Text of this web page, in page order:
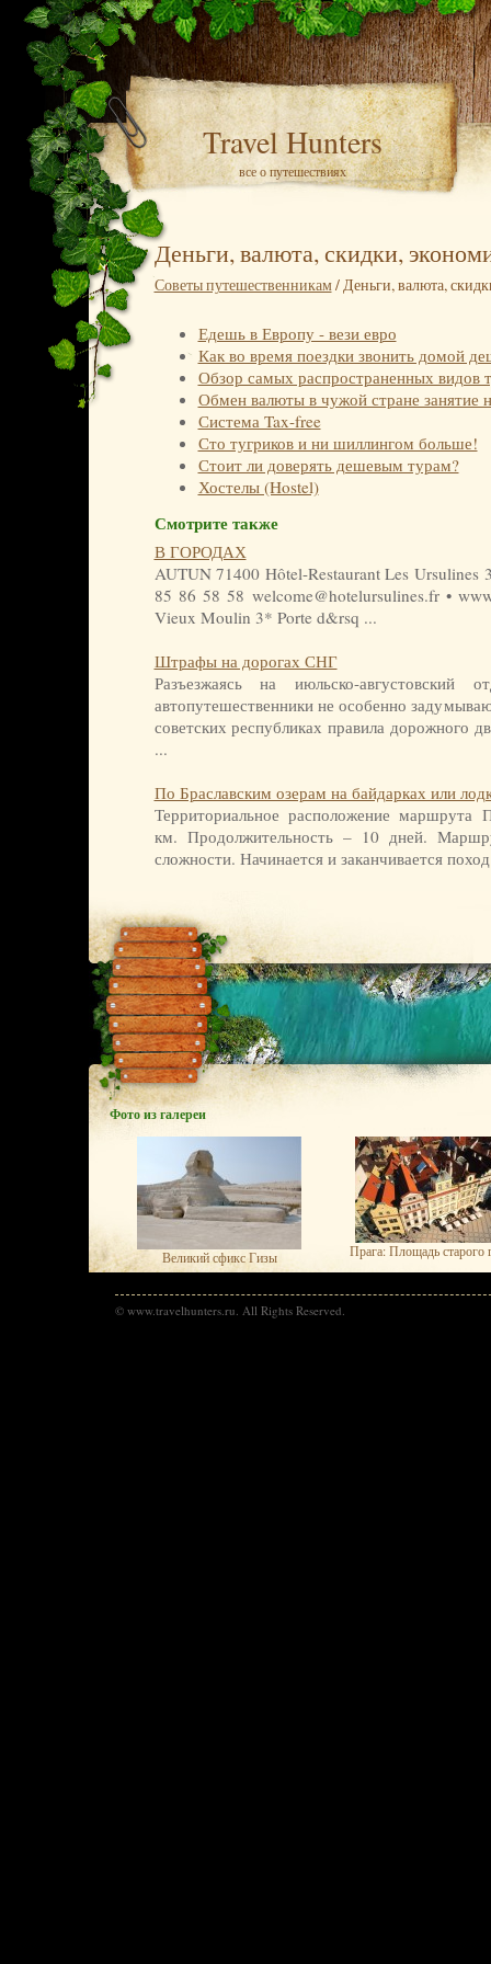
Travel Hunters
все о путешествиях
Деньги, валюта, скидки,
Советы путешественникам/ Деньги, валюта,
Едешь в Европу - вези евро
Как во время поездки звонить домой
Обзор самых распространенных видов
Обмен валюты в чужой стране занятие
Система Tax-free
Сто тугpиков и ни шиллингом больше!
Стоит ли доверять дешевым турам?
Хостелы (Hostel)
Смотрите также
В ГОРОДАХ
AUTUN 71400 Hôtel-Restaurant Les Ursulines
85 86 58 58 welcome@hotelursulines.fr •
Vieux Moulin 3* Porte d&rsq ...
Штрафы на дорогах СНГ
Разъезжаясь на июльско-
автопутешественники не особенно
советских республиках правила дорожного
...
По Браславским озерам на байдарках или
Территориальное расположение маршрута
км. Продолжительность – 10 дней.
сложности. Начинается и заканчивается
Фото из галереи
Великий сфикс Гизы Прага: Площадь старого
© www.travelhunters.ru. All Rights Reserved.